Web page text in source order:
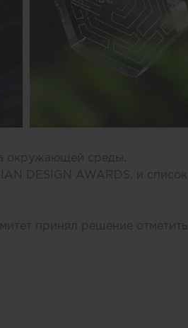
окружающей среды.
DESIGN AWARDS, и список
принял решение отметить